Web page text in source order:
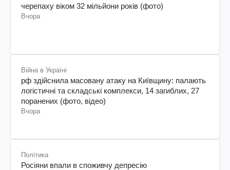
черепаху віком 32 мільйони років (фото)
Вчора
Війна в Україні
рф здійснила масовану атаку на Київщину: палають
логістичні та складські комплекси, 14 загиблих, 27
поранених (фото, відео)
Вчора
Політика
Росіяни впали в споживчу депресію